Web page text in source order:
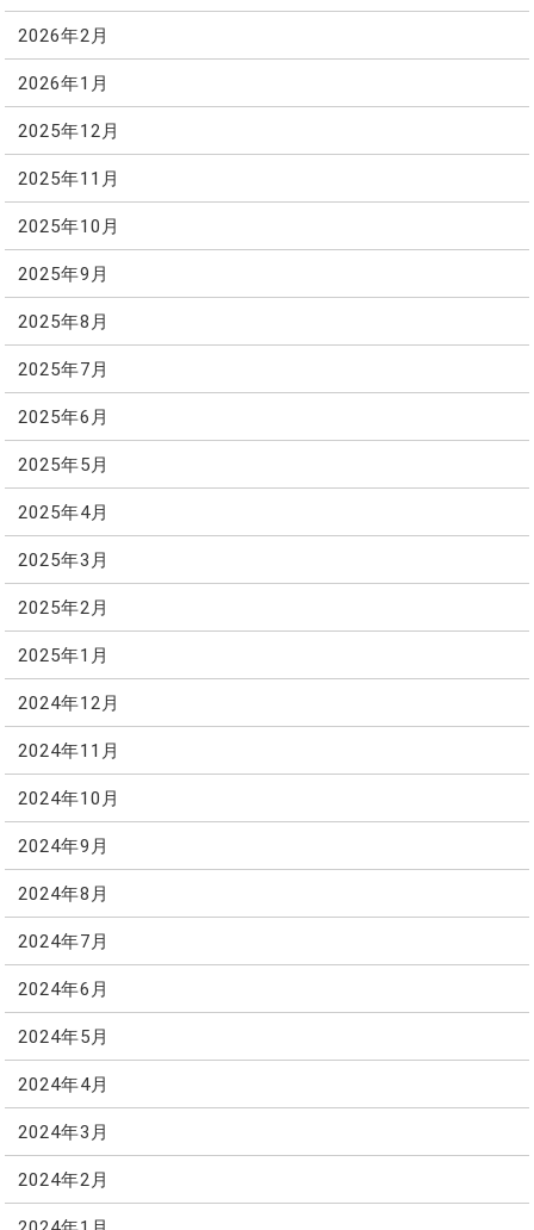
2026年2月
2026年1月
2025年12月
2025年11月
2025年10月
2025年9月
2025年8月
2025年7月
2025年6月
2025年5月
2025年4月
2025年3月
2025年2月
2025年1月
2024年12月
2024年11月
2024年10月
2024年9月
2024年8月
2024年7月
2024年6月
2024年5月
2024年4月
2024年3月
2024年2月